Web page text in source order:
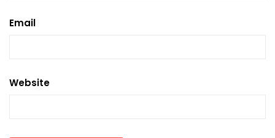
Email
Website